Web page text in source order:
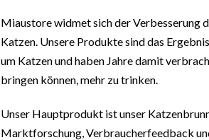
Miaustore widmet sich der Verbesserung
Katzen. Unsere Produkte sind das
um Katzen und haben Jahre damit
bringen können, mehr zu trinken.
Unser Hauptprodukt ist unser
Marktforschung, Verbraucherfeedback